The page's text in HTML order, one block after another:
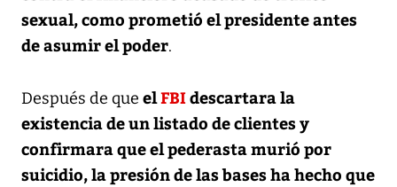
sexual, como prometió el presidente antes
de asumir el poder.
Después de que elFBIdescartara la
existencia de un listado de clientes y
confirmara que el pederasta murió por
suicidio, la presión de las bases ha hecho que